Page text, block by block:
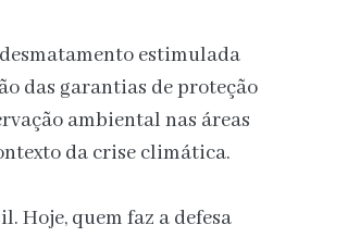
estimulada
das garantias de proteção
ambiental nas áreas
da crise climática.
Hoje, quem faz a defesa